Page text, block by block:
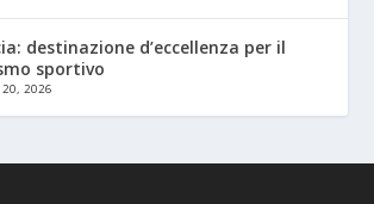
destinazione d’eccellenza per il
sportivo
2026